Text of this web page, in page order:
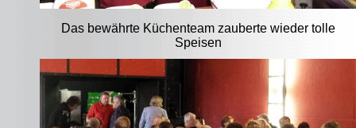
Das bewährte Küchenteam zauberte wieder tolle
Speisen